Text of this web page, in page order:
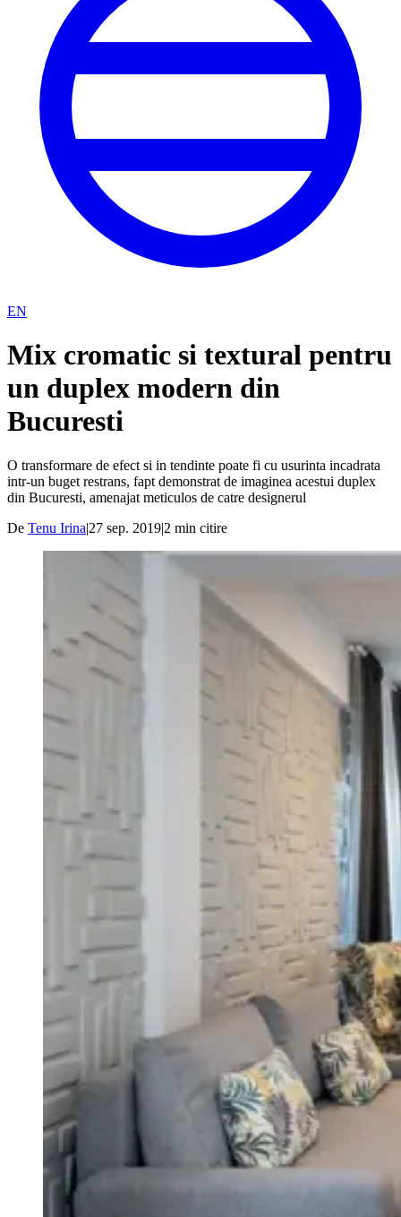
EN
Mix cromatic si textural pentru
un duplex modern din
Bucuresti
O transformare de efect si in tendinte poate fi cu usurinta incadrata
intr-un buget restrans, fapt demonstrat de imaginea acestui duplex
din Bucuresti, amenajat meticulos de catre designerul
De Tenu Irina|27 sep. 2019|2 min citire